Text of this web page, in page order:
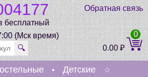
бесплатный
(Мск время)
Обратная связь
🔍 0.00₽
0
• Детские ☆